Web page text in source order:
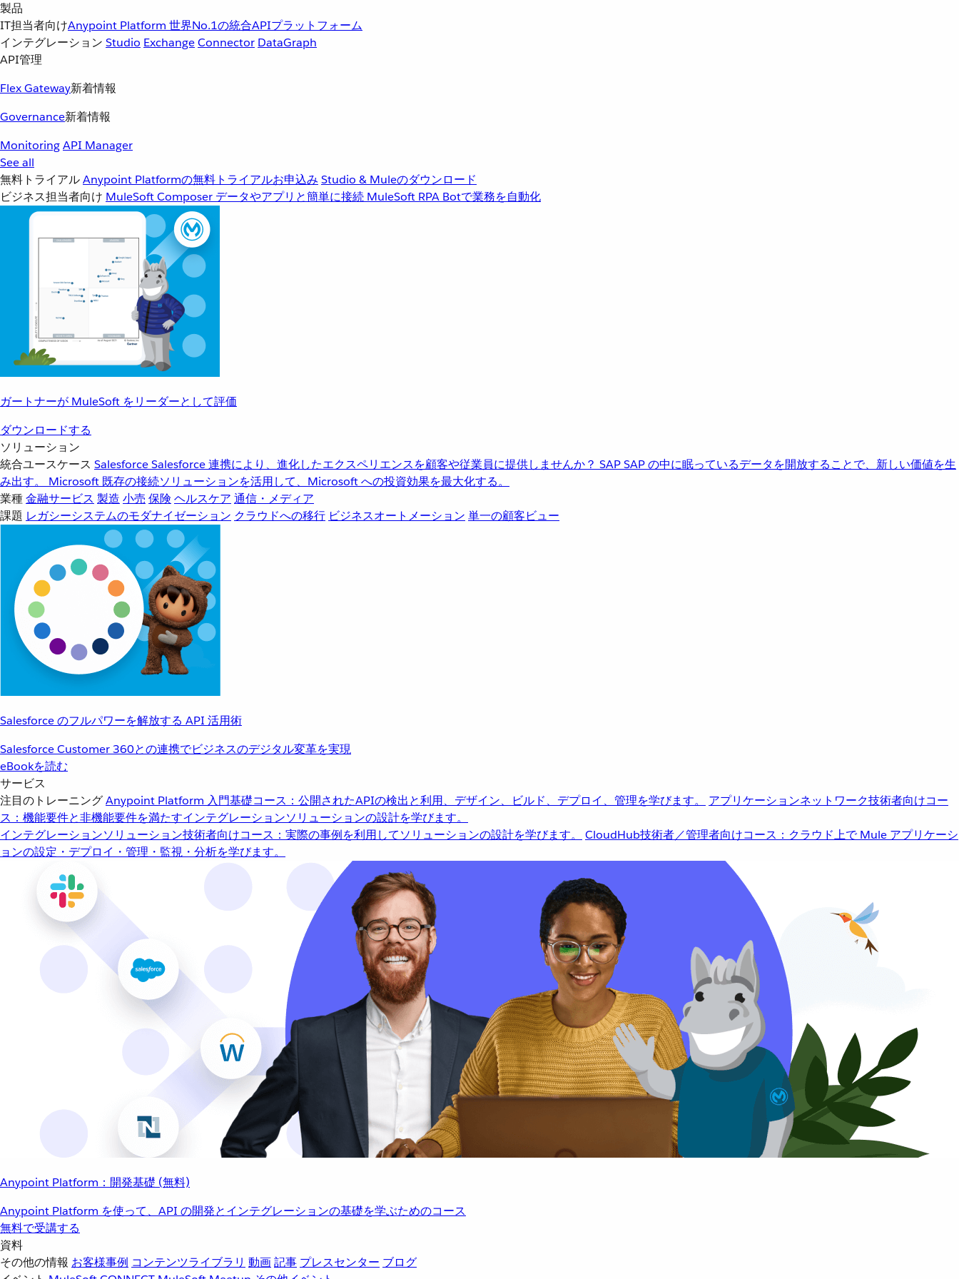
製品
IT担当者向けAnypoint Platform 世界No.1の統合APIプラットフォーム
インテグレーション Studio ExchangeConnector DataGraph
API管理
Flex Gateway新着情報
Governance新着情報
MonitoringAPI Manager
See all
無料トライアルAnypoint Platformの無料トライアルお申込み Studio & Muleのダウンロード
ビジネス担当者向け MuleSoft Composer データやアプリと簡単に接続 MuleSoft RPA Botで業務を自動化
ガートナーが MuleSoft をリーダーとして評価
ダウンロードする
ソリューション
統合ユースケース SalesforceSalesforce 連携により、進化したエクスペリエンスを顧客や従業員に提供しませんか？ SAPSAP の中に眠っているデータを開放することで、新しい価値を生
み出す。
Microsoft 既存の接続ソリューションを活用して、Microsoft への投資効果を最大化する。
業種金融サービス 製造 小売 保険 ヘルスケア 通信・メディア
課題 レガシーシステムのモダナイゼーション クラウドへの移行 ビジネスオートメーション 単一の顧客ビュー
Salesforce のフルパワーを解放する API 活用術
Salesforce Customer 360との連携でビジネスのデジタル変革を実現
eBookを読む
サービス
注目のトレーニングAnypoint Platform 入門基礎コース：公開されたAPIの検出と利用、デザイン、ビルド、デプロイ、管理を学びます。 アプリケーションネットワーク技術者向けコー
ス：機能要件と非機能要件を満たすインテグレーションソリューションの設計を学びます。
インテグレーションソリューション技術者向けコース：実際の事例を利用してソリューションの設計を学びます。 CloudHub技術者／管理者向けコース：クラウド上で Mule アプリケーシ
ョンの設定・デプロイ・管理・監視・分析を学びます。
Anypoint Platform：開発基礎 (無料)
Anypoint Platform を使って、API の開発とインテグレーションの基礎を学ぶためのコース
無料で受講する
資料
その他の情報 お客様事例 コンテンツライブラリ 動画記事 プレスセンター ブログ